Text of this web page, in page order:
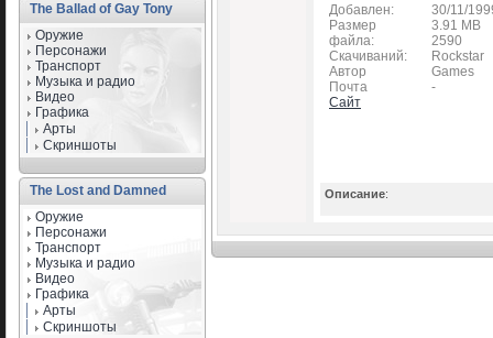
The Ballad of Gay Tony
Оружие
Персонажи
Транспорт
Музыка и радио
Видео
Графика
Арты
Скриншоты
The Lost and Damned
Оружие
Персонажи
Транспорт
Музыка и радио
Видео
Графика
Арты
Скриншоты
Добавлен:
Размер
файла:
Скачиваний:
Автор
Почта
Сайт
30/11/
3.91 MB
2590
Rockstar
Games
-
Описание: